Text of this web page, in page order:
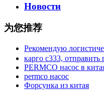
Новости
为您推荐
Рекомендую
карго с333, отправить
PERMCO насос в
permco насос
Форсунка из китая